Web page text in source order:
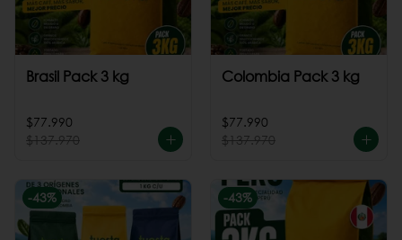
Brasil Pack 3 kg
$77.990
$137.970
Colombia Pack 3 kg
$77.990
$137.970
-43% -43%